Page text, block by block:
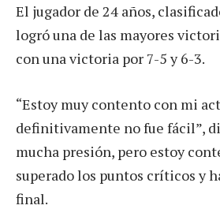
El jugador de 24 años,
logró una de las mayores
con una victoria por 7-5 y 6-3.
“Estoy muy contento con mi
definitivamente no fue fácil”,
mucha presión, pero estoy
superado los puntos críticos y
final.